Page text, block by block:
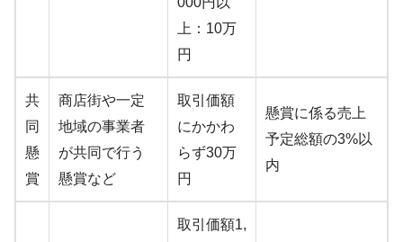
上：10万
円
共
同
懸
賞
商店街や一定
地域の事業者
が共同で行う
懸賞など
取引価額
にかかわ
らず30万
円
懸賞に係る売上
予定総額の3%以
内
取引価額1,